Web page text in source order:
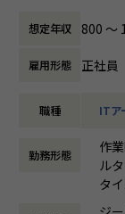
チーム配属後は
チームメンバー
ームを牽引いただ
当社には大きく
業部BzD部0-
s Intelligence)と
を行っています
想から実施します。
まで、プロジェ
く、DB、インフ
のコミュニケー
アップ・キャリ
●エンドユーザー
想定年収 800 〜
雇用形態 正社員
職種 ITア
勤務形態
作
ル
タ
労